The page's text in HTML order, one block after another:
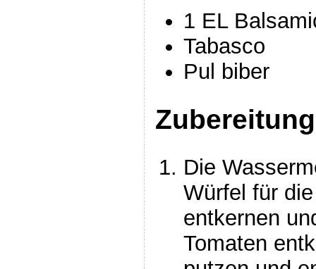
1 EL
Tabasco
Pul biber
Die
Würfel für
entkernen
Tomaten